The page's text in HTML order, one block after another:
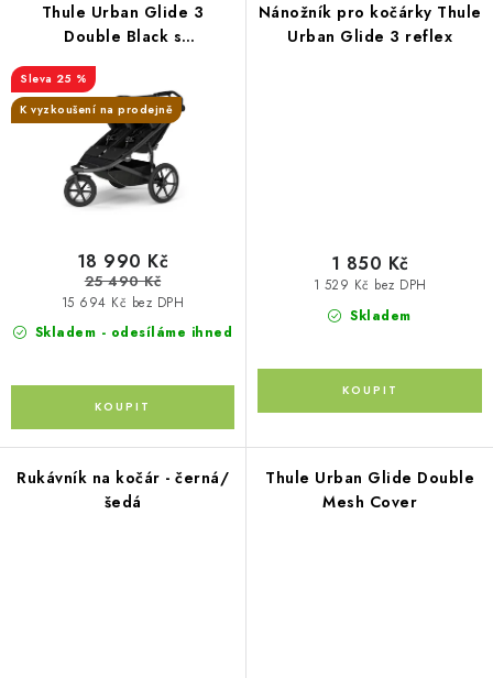
Thule Urban Glide 3
Double Black s
magnetickými přezkami
25 %
K vyzkoušení na prodejně
Skladem - odesíláme ihned
15 694 Kč bez DPH
18 990 Kč
25 490 Kč
Nánožník pro kočárky Thule
Urban Glide 3 reflex
Skladem
1 529 Kč bez DPH
1 850 Kč
Rukávník na kočár - černá/
šedá
Thule Urban Glide Double
Mesh Cover